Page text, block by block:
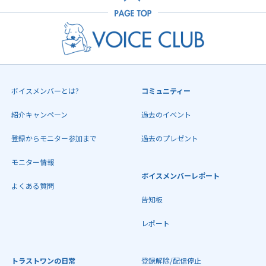
ボイスメンバーとは?
紹介キャンペーン
登録からモニター参加まで
モニター情報
よくある質問
コミュニティー
過去のイベント
過去のプレゼント
ボイスメンバーレポート
告知板
レポート
トラストワンの日常 登録解除/配信停止